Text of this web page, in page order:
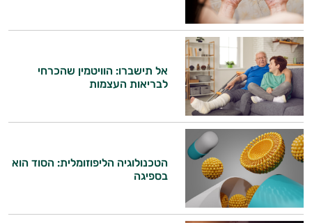
אל תישברו: הוויטמין שהכרחי
לבריאות העצמות
הטכנולוגיה הליפוזומלית: הסוד הוא
בספיגה